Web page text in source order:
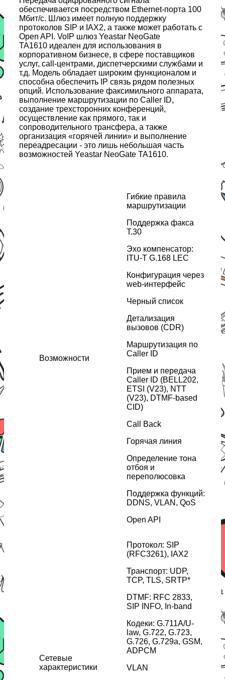
обеспечивается посредством Ethernet-порта 100
Мбит/с. Шлюз имеет полную поддержку
протоколов SIP и IAX2, а также может работать с
Open API. VoIP шлюз Yeastar NeoGate
TA1610 идеален для использования в
корпоративном бизнесе, в сфере поставщиков
услуг, call-центрами, диспетчерскими службами и
т.д. Модель обладает широким функционалом и
способна обеспечить IP связь рядом полезных
опций. Использование факсимильного аппарата,
выполнение маршрутизации по Caller ID,
создание трехсторонних конференций,
осуществление как прямого, так и
сопроводительного трансфера, а также
организация «горячей линии» и выполнение
переадресации - это лишь небольшая часть
возможностей Yeastar NeoGate TA1610.
Возможности
Гибкие правила
маршрутизации
Поддержка факса
T.30
Эхо компенсатор:
ITU-T G.168 LEC
Конфигурация через
web-интерфейс
Черный список
Детализация
вызовов (CDR)
Маршрутизация по
Caller ID
Прием и передача
Caller ID (BELL202,
ETSI (V23), NTT
(V23), DTMF-based
CID)
Call Back
Горячая линия
Определение тона
отбоя и
переполюсовка
Поддержка функций:
DDNS, VLAN, QoS
Open API
Сетевые
характеристики
Протокол: SIP
(RFC3261), IAX2
Транспорт: UDP,
TCP, TLS, SRTP*
DTMF: RFC 2833,
SIP INFO, In-band
Кодеки: G.711A/U-
law, G.722, G.723,
G.726, G.729a, GSM,
ADPCM
VLAN